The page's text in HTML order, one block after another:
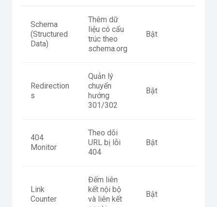
Schema
(Structured
Data)
Thêm dữ
liệu có cấu
trúc theo
schema.org
Bật
Redirection
s
Quản lý
chuyển
hướng
301/302
Bật
404
Monitor
Theo dõi
URL bị lỗi
404
Bật
Link
Counter
Đếm liên
kết nội bộ
và liên kết
Bật